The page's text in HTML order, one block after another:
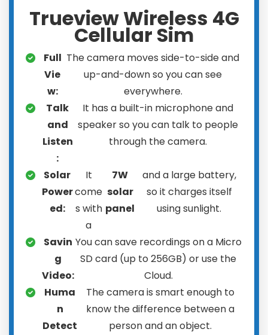
Trueview Wireless 4G
Cellular Sim
Full
Vie
w:
The camera moves side-to-side and
up-and-down so you can see
everywhere.
Talk
and
Listen
:
It has a built-in microphone and
speaker so you can talk to people
through the camera.
Solar
Power
ed:
It
come
s with
a
7W
solar
panel
and a large battery,
so it charges itself
using sunlight.
Savin
g
Video:
You can save recordings on a Micro
SD card (up to 256GB) or use the
Cloud.
Huma
n
Detect
The camera is smart enough to
know the difference between a
person and an object.